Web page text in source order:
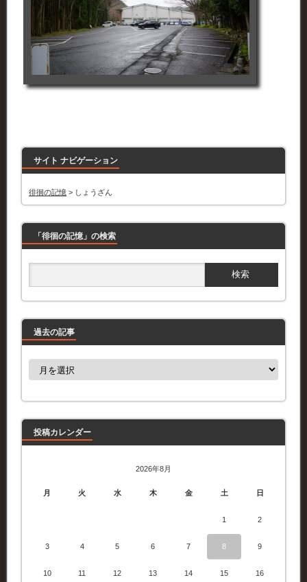
サイト ナビゲーション
徘徊の記憶 > しょうざん
「徘徊の記憶」の検索
過去の記事
過
事
投稿カレンダー
2026年8月
月 火 水 木 金 土 日
1 2
3 4 5 6 7 8 9
10 11 12 13 14 15 16